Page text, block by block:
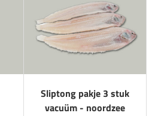
Sliptong pakje 3 stuk
vacuüm - noordzee